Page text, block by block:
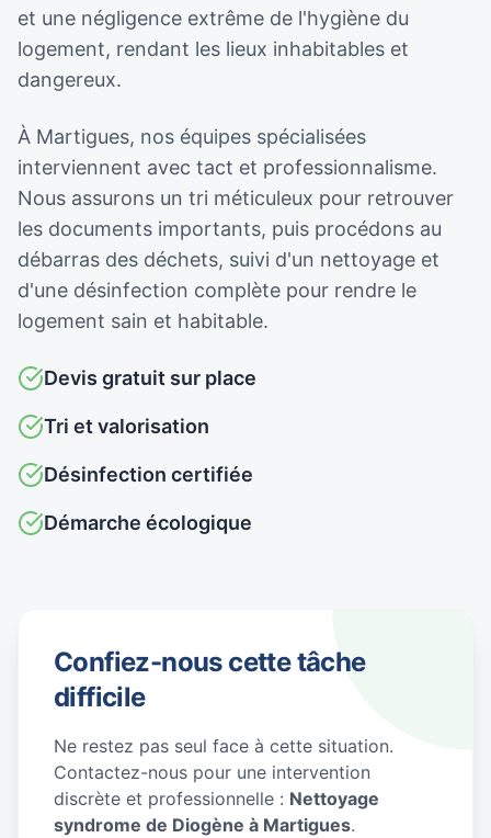
et une négligence extrême de l'hygiène du
logement, rendant les lieux inhabitables et
dangereux.
À Martigues, nos équipes spécialisées
interviennent avec tact et professionnalisme.
Nous assurons un tri méticuleux pour retrouver
les documents importants, puis procédons au
débarras des déchets, suivi d'un nettoyage et
d'une désinfection complète pour rendre le
logement sain et habitable.
Devis gratuit sur place
Tri et valorisation
Désinfection certifiée
Démarche écologique
Confiez-nous cette tâche
difficile
Ne restez pas seul face à cette situation.
Contactez-nous pour une intervention
discrète et professionnelle : Nettoyage
syndrome de Diogène à Martigues.